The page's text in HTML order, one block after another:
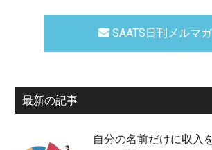
SAATS日刊メルマガ
最新の記事
自分の名前だけに収入